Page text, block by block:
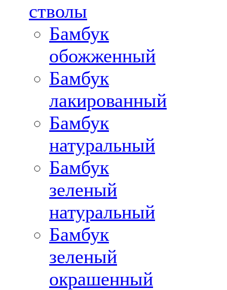
стволы
Бамбук
обожженный
Бамбук
лакированный
Бамбук
натуральный
Бамбук
зеленый
натуральный
Бамбук
зеленый
окрашенный